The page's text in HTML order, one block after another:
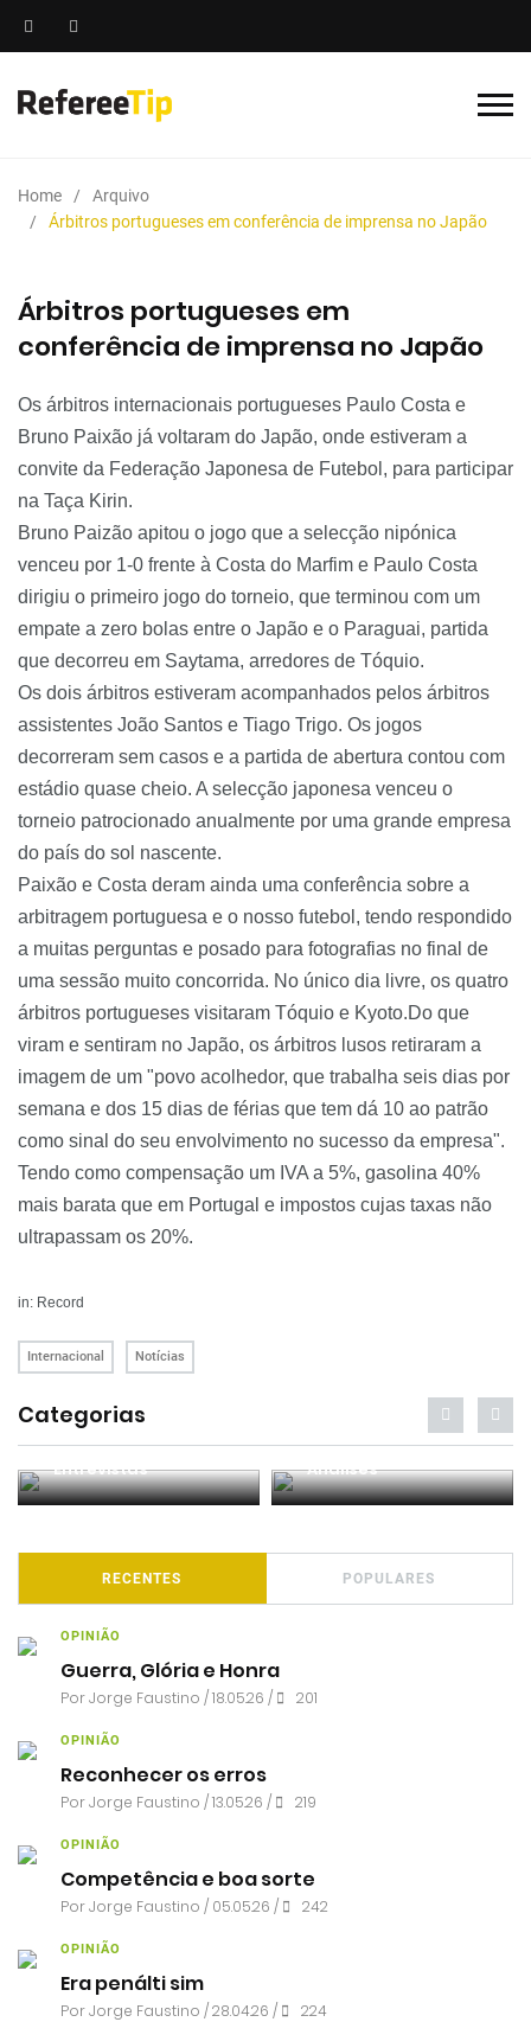
Home
Arquivo
Árbitros portugueses em conferência de imprensa no Japão
Árbitros portugueses em
conferência de imprensa no Japão
Os árbitros internacionais portugueses Paulo Costa e
Bruno Paixão já voltaram do Japão, onde estiveram a
convite da Federação Japonesa de Futebol, para participar
na Taça Kirin.
Bruno Paizão apitou o jogo que a selecção nipónica
venceu por 1-0 frente à Costa do Marfim e Paulo Costa
dirigiu o primeiro jogo do torneio, que terminou com um
empate a zero bolas entre o Japão e o Paraguai, partida
que decorreu em Saytama, arredores de Tóquio.
Os dois árbitros estiveram acompanhados pelos árbitros
assistentes João Santos e Tiago Trigo. Os jogos
decorreram sem casos e a partida de abertura contou com
estádio quase cheio. A selecção japonesa venceu o
torneio patrocionado anualmente por uma grande empresa
do país do sol nascente.
Paixão e Costa deram ainda uma conferência sobre a
arbitragem portuguesa e o nosso futebol, tendo respondido
a muitas perguntas e posado para fotografias no final de
uma sessão muito concorrida. No único dia livre, os quatro
árbitros portugueses visitaram Tóquio e Kyoto.Do que
viram e sentiram no Japão, os árbitros lusos retiraram a
imagem de um "povo acolhedor, que trabalha seis dias por
semana e dos 15 dias de férias que tem dá 10 ao patrão
como sinal do seu envolvimento no sucesso da empresa".
Tendo como compensação um IVA a 5%, gasolina 40%
mais barata que em Portugal e impostos cujas taxas não
ultrapassam os 20%.
in: Record
Internacional Notícias
Categorias
Entrevistas Análises
RECENTES POPULARES
OPINIÃO
Guerra, Glória e Honra
PorJorge Faustino / 18.05.26 / 201
OPINIÃO
Reconhecer os erros
PorJorge Faustino / 13.05.26 / 219
OPINIÃO
Competência e boa sorte
PorJorge Faustino / 05.05.26 / 242
OPINIÃO
Era penálti sim
PorJorge Faustino / 28.04.26 / 224